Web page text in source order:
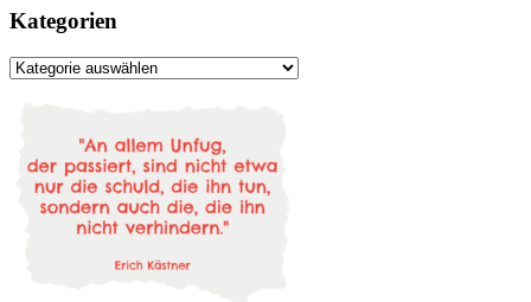
Kategorien
Kategorien